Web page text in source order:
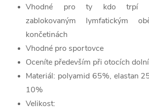
Vhodné pro ty kdo trpí
zablokovaným lymfatickým
končetinách
Vhodné pro sportovce
Oceníte především při otocích
Materiál: polyamid 65%, elastan
10%
Velikost: